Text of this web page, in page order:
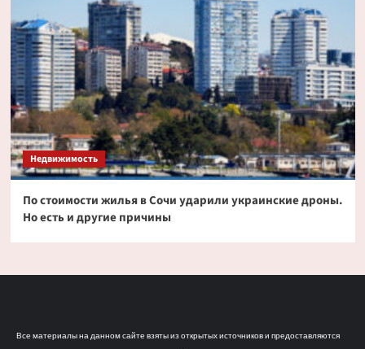
Недвижимость
По стоимости жилья в Сочи ударили украинские дроны.
Но есть и другие причины
Все материалы на данном сайте взяты из открытых источников и предоставляются